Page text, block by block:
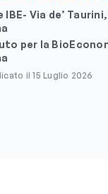
IBE- Via de’ Taurini,
per la
il 15 Luglio 2026